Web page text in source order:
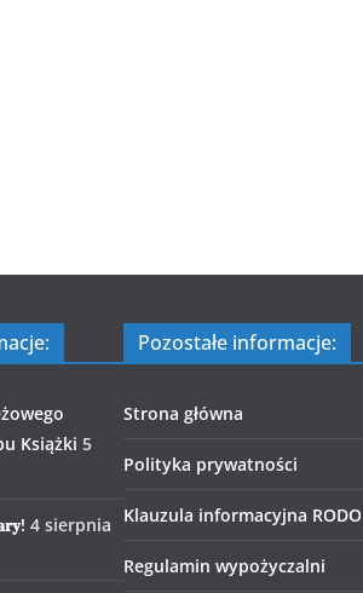
Książki 5
4 sierpnia
Pozostałe informacje:
Strona główna
Polityka prywatności
Klauzula informacyjna RODO
Regulamin wypożyczalni